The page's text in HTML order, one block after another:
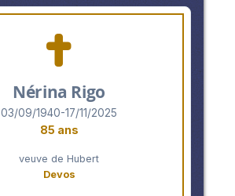
Nérina Rigo
03/09/1940-17/11/2025
85 ans
veuve de Hubert
Devos